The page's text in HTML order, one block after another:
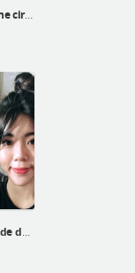
Famosa cantante tailandesa tiene cirugía en el hospital ID
Corrección de la ptosis y cirugía de doble párpado de Xinyi en el Hospital ID